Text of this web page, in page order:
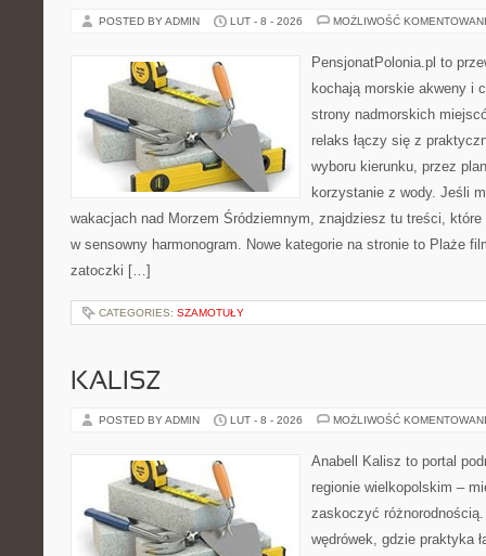
POSTED BY ADMIN LUT - 8 - 2026 MOŻLIWOŚĆ
PensjonatPolonia.pl to
kochają morskie akweny i
strony nadmorskich
relaks łączy się z
wyboru kierunku, przez
korzystanie z wody. Jeśli
wakacjach nad Morzem Śródziemnym, znajdziesz tu treści, które
w sensowny harmonogram. Nowe kategorie na stronie to Plaże
zatoczki […]
CATEGORIES: SZAMOTUŁY
KALISZ
POSTED BY ADMIN LUT - 8 - 2026 MOŻLIWOŚĆ
Anabell Kalisz to portal
regionie wielkopolskim –
zaskoczyć
wędrówek, gdzie praktyka